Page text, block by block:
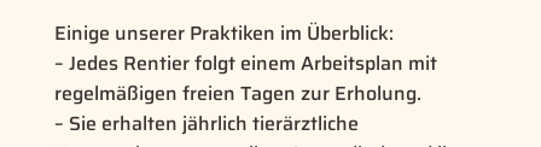
Einige unserer Praktiken im Überblick:
– Jedes Rentier folgt einem Arbeitsplan mit
regelmäßigen freien Tagen zur Erholung.
– Sie erhalten jährlich tierärztliche